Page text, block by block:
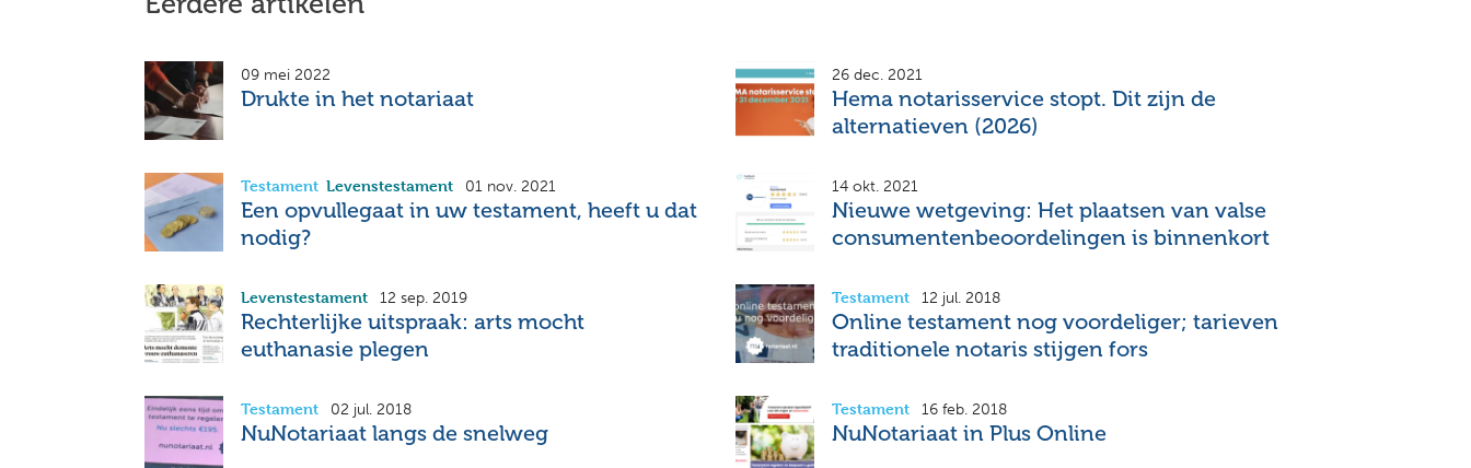
09 mei 2022
Drukte in het notariaat
26 dec. 2021
Hema notarisservice stopt. Dit zijn de
alternatieven (2026)
Testament Levenstestament 01 nov. 2021
Een opvullegaat in uw testament, heeft u dat
nodig?
14 okt. 2021
Nieuwe wetgeving: Het plaatsen van valse
consumentenbeoordelingen is binnenkort
Levenstestament 12 sep. 2019
Rechterlijke uitspraak: arts mocht
euthanasie plegen
Testament 12 jul. 2018
Online testament nog voordeliger; tarieven
traditionele notaris stijgen fors
Testament 02 jul. 2018
NuNotariaat langs de snelweg
Testament 16 feb. 2018
NuNotariaat in Plus Online